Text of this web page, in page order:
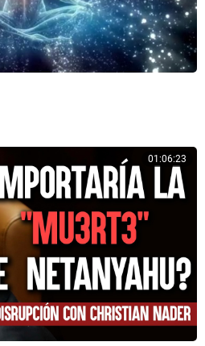
01:06:23